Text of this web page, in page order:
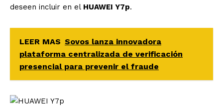
deseen incluir en el HUAWEI Y7p.
LEER MAS Sovos lanza innovadora
plataforma centralizada de verificación
presencial para prevenir el fraude